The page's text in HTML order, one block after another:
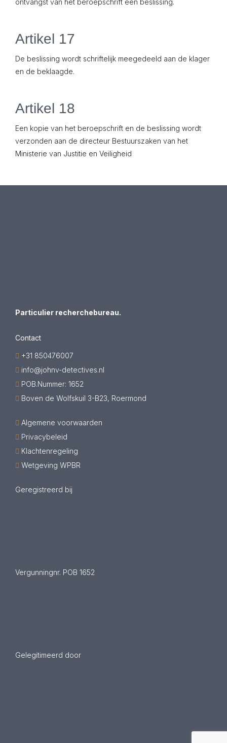
ontvangst van het beroepschrift een beslissing.
Artikel 17
De beslissing wordt schriftelijk meegedeeld aan de klager
en de beklaagde.
Artikel 18
Een kopie van het beroepschrift en de beslissing wordt
verzonden aan de directeur Bestuurszaken van het
Ministerie van Justitie en Veiligheid
Particulier recherchebureau.
Contact
+31 850476007
info@johnv-detectives.nl
POB.Nummer: 1652
Boven de Wolfskuil 3-B23, Roermond
Algemene voorwaarden
Privacybeleid
Klachtenregeling
Wetgeving WPBR
Geregistreerd bij
Vergunningnr. POB 1652
Gelegitimeerd door